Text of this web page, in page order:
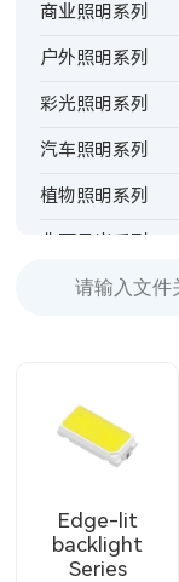
商业照明系列
户外照明系列
彩光照明系列
汽车照明系列
植物照明系列
非可见光系列
背光指示系列
侧入式系列
Edge-lit
backlight
Series